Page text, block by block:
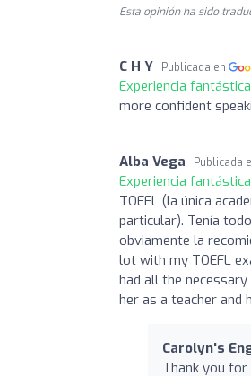
Esta opinión ha sido
C H Y Publicada en
Experiencia
more confident
Alba Vega Publicada
Experiencia
TOEFL (la única
particular). Tenía
obviamente la
lot with my TOEFL
had all the
her as a teacher and
Carolyn's
Thank you